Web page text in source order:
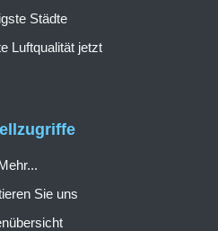
Sie uns
Städte
Luftqualität jetzt